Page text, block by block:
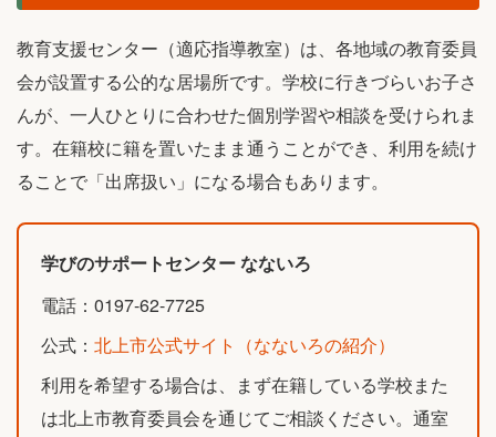
教育支援センター（適応指導教室）は、各地域の教育委員
会が設置する公的な居場所です。学校に行きづらいお子さ
んが、一人ひとりに合わせた個別学習や相談を受けられま
す。在籍校に籍を置いたまま通うことができ、利用を続け
ることで「出席扱い」になる場合もあります。
学びのサポートセンター なないろ
電話：0197-62-7725
公式： 北上市公式サイト（なないろの紹介）
利用を希望する場合は、まず在籍している学校また
は北上市教育委員会を通じてご相談ください。通室